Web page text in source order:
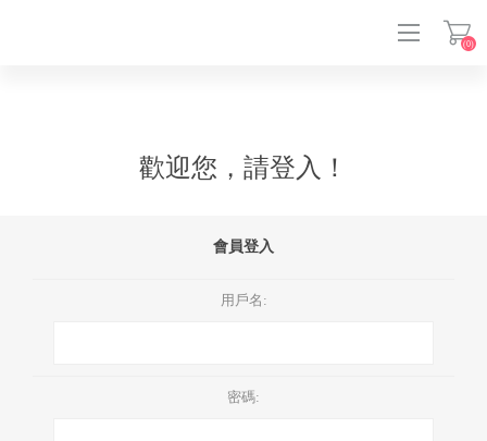
(0)
歡迎您，請登入！
會員登入
用戶名:
密碼: